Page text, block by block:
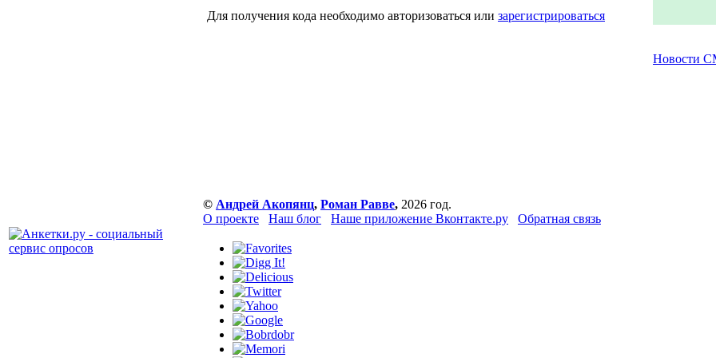
Для получения кода необходимо авторизоваться или зарегистрироваться
Новости
© Андрей Акопянц, Роман Равве, 2026 год.
О проекте
Наш блог Наше приложение Вконтакте.ру Обратная связь